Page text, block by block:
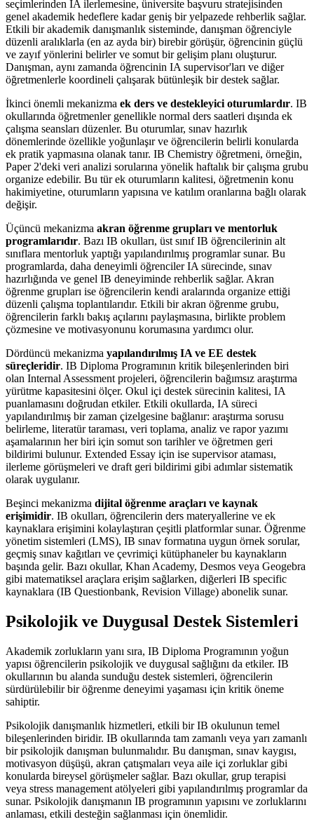
seçimlerinden IA ilerlemesine, üniversite başvuru stratejisinden
genel akademik hedeflere kadar geniş bir yelpazede rehberlik sağlar.
Etkili bir akademik danışmanlık sisteminde, danışman öğrenciyle
düzenli aralıklarla (en az ayda bir) birebir görüşür, öğrencinin güçlü
ve zayıf yönlerini belirler ve somut bir gelişim planı oluşturur.
Danışman, aynı zamanda öğrencinin IA supervisor'ları ve diğer
öğretmenlerle koordineli çalışarak bütünleşik bir destek sağlar.
İkinci önemli mekanizma ek ders ve destekleyici oturumlardır. IB
okullarında öğretmenler genellikle normal ders saatleri dışında ek
çalışma seansları düzenler. Bu oturumlar, sınav hazırlık
dönemlerinde özellikle yoğunlaşır ve öğrencilerin belirli konularda
ek pratik yapmasına olanak tanır. IB Chemistry öğretmeni, örneğin,
Paper 2'deki veri analizi sorularına yönelik haftalık bir çalışma grubu
organize edebilir. Bu tür ek oturumların kalitesi, öğretmenin konu
hakimiyetine, oturumların yapısına ve katılım oranlarına bağlı olarak
değişir.
Üçüncü mekanizma akran öğrenme grupları ve mentorluk
programlarıdır. Bazı IB okulları, üst sınıf IB öğrencilerinin alt
sınıflara mentorluk yaptığı yapılandırılmış programlar sunar. Bu
programlarda, daha deneyimli öğrenciler IA sürecinde, sınav
hazırlığında ve genel IB deneyiminde rehberlik sağlar. Akran
öğrenme grupları ise öğrencilerin kendi aralarında organize ettiği
düzenli çalışma toplantılarıdır. Etkili bir akran öğrenme grubu,
öğrencilerin farklı bakış açılarını paylaşmasına, birlikte problem
çözmesine ve motivasyonunu korumasına yardımcı olur.
Dördüncü mekanizma yapılandırılmış IA ve EE destek
süreçleridir. IB Diploma Programının kritik bileşenlerinden biri
olan Internal Assessment projeleri, öğrencilerin bağımsız araştırma
yürütme kapasitesini ölçer. Okul içi destek sürecinin kalitesi, IA
puanlamasını doğrudan etkiler. Etkili okullarda, IA süreci
yapılandırılmış bir zaman çizelgesine bağlanır: araştırma sorusu
belirleme, literatür taraması, veri toplama, analiz ve rapor yazımı
aşamalarının her biri için somut son tarihler ve öğretmen geri
bildirimi bulunur. Extended Essay için ise supervisor ataması,
ilerleme görüşmeleri ve draft geri bildirimi gibi adımlar sistematik
olarak uygulanır.
Beşinci mekanizma dijital öğrenme araçları ve kaynak
erişimidir. IB okulları, öğrencilerin ders materyallerine ve ek
kaynaklara erişimini kolaylaştıran çeşitli platformlar sunar. Öğrenme
yönetim sistemleri (LMS), IB sınav formatına uygun örnek sorular,
geçmiş sınav kağıtları ve çevrimiçi kütüphaneler bu kaynakların
başında gelir. Bazı okullar, Khan Academy, Desmos veya Geogebra
gibi matematiksel araçlara erişim sağlarken, diğerleri IB specific
kaynaklara (IB Questionbank, Revision Village) abonelik sunar.
Psikolojik ve Duygusal Destek Sistemleri
Akademik zorlukların yanı sıra, IB Diploma Programının yoğun
yapısı öğrencilerin psikolojik ve duygusal sağlığını da etkiler. IB
okullarının bu alanda sunduğu destek sistemleri, öğrencilerin
sürdürülebilir bir öğrenme deneyimi yaşaması için kritik öneme
sahiptir.
Psikolojik danışmanlık hizmetleri, etkili bir IB okulunun temel
bileşenlerinden biridir. IB okullarında tam zamanlı veya yarı zamanlı
bir psikolojik danışman bulunmalıdır. Bu danışman, sınav kaygısı,
motivasyon düşüşü, akran çatışmaları veya aile içi zorluklar gibi
konularda bireysel görüşmeler sağlar. Bazı okullar, grup terapisi
veya stress management atölyeleri gibi yapılandırılmış programlar da
sunar. Psikolojik danışmanın IB programının yapısını ve zorluklarını
anlaması, etkili desteğin sağlanması için önemlidir.